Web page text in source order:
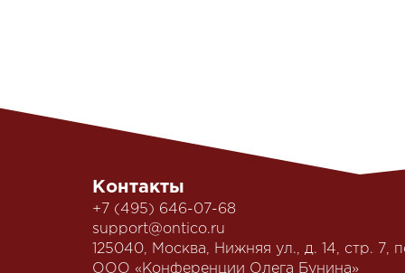
Контакты
+7 (495) 646-07-68
support@ontico.ru
125040, Москва, Нижняя ул., д. 14, стр. 7,
ООО «Конференции Олега Бунина»